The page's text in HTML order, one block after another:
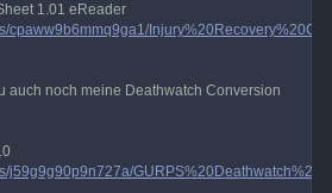
1.01 eReader
cpaww9b6mmq9ga1/
auch noch meine Deathwatch Conversion
j59g9g90p9n727a/